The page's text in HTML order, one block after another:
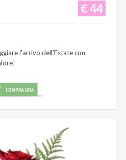
€ 44
l'arrivo dell'Estate con